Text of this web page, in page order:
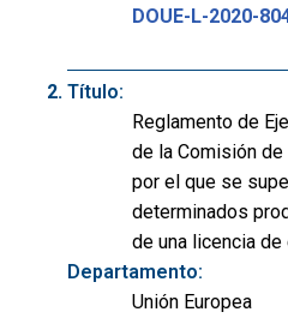
DOUE-L-2020-
Título:
Reglamento de
de la Comisión
por el que se
determinados
de una licencia de
Departamento:
Unión Europea